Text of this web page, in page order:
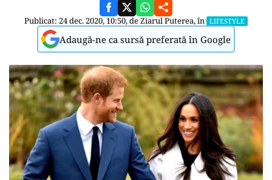
Publicat: 24 dec. 2020, 10:50, deZiarul Puterea, în LIFESTYLE
Adaugă-ne ca sursă preferată în Google